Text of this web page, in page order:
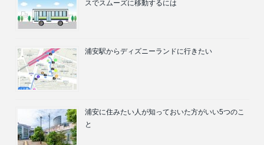
スでスムーズに移動するには
浦安駅からディズニーランドに行きたい
浦安に住みたい人が知っておいた方がいい5つのこ
と